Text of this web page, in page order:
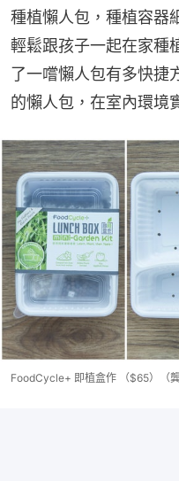
種植懶人包，種植容器
輕鬆跟孩子一起在家種
了一嚐懶人包有多快捷
的懶人包，在室內環境
FoodCycle+ 即植盒作 （$65）（龔